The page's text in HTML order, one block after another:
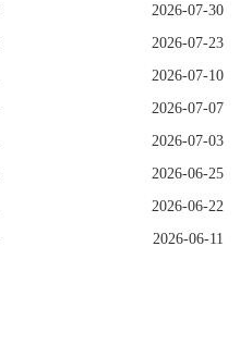
2026-07-30
2026-07-23
2026-07-10
2026-07-07
2026-07-03
2026-06-25
2026-06-22
2026-06-11